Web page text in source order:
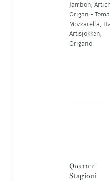
Jambon,
Origan -
Mozzarella,
Artisjokken,
Origano
Quattro
Stagioni